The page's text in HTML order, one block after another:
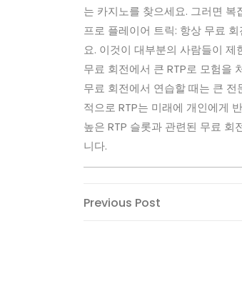
는 카지노를 찾으세요. 그러면
프로 플레이어 트릭: 항상 무료
요. 이것이 대부분의 사람들이
무료 회전에서 큰 RTP로 모험을
무료 회전에서 연습할 때는 큰
적으로 RTP는 미래에 개인에게
높은 RTP 슬롯과 관련된 무료
니다.
Post
Previous
Previous Post